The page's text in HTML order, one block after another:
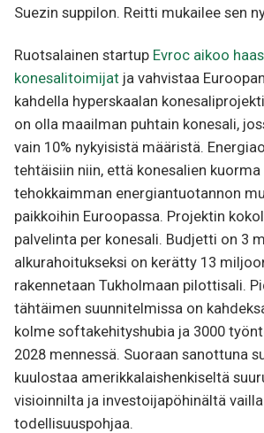
Suezin suppilon. Reitti mukailee sen
Ruotsalainen startup Evroc aikoo
konesalitoimijat ja vahvistaa
kahdella hyperskaalan
on olla maailman puhtain konesali,
vain 10% nykyisistä määristä.
tehtäisiin niin, että konesalien
tehokkaimman energiantuotannon
paikkoihin Euroopassa. Projektin
palvelinta per konesali. Budjetti on 3
alkurahoitukseksi on kerätty 13
rakennetaan Tukholmaan pilottisali.
tähtäimen suunnitelmissa on
kolme softakehityshubia ja 3000
2028 mennessä. Suoraan sanottuna
kuulostaa amerikkalaishenkiseltä
visioinnilta ja investoijapöhinältä
todellisuuspohjaa.